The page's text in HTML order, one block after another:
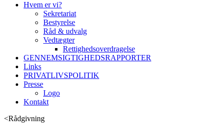
Hvem er vi?
Sekretariat
Bestyrelse
Råd & udvalg
Vedtægter
Rettighedsoverdragelse
GENNEMSIGTIGHEDSRAPPORTER
Links
PRIVATLIVSPOLITIK
Presse
Logo
Kontakt
<Rådgivning